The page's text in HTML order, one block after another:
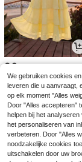
20
We gebruiken cookies
leveren die u aanvraagt,
op elk moment "Alles
Door "Alles accepteren"
helpen bij het
het personaliseren van
verbeteren. Door "Alles
noodzakelijke cookies
uitschakelen door uw